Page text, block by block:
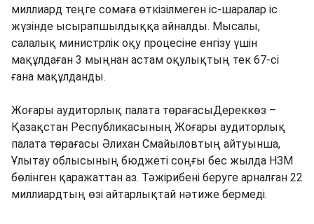
миллиард теңге сомаға өткізілмеген іс-шаралар іс
жүзінде ысырапшылдыққа айналды. Мысалы,
салалық министрлік оқу процесіне енгізу үшін
мақұлдаған 3 мыңнан астам оқулықтың тек 67-сі
ғана мақұлданды.
Жоғары аудиторлық палата төрағасыДереккөз –
Қазақстан Республикасының Жоғары аудиторлық
палата төрағасы Әлихан Смайыловтың айтуынша,
Ұлытау облысының бюджеті соңғы бес жылда НЗМ
бөлінген қаражаттан аз. Тәжірибені беруге арналған 22
миллиардтың өзі айтарлықтай нәтиже бермеді.